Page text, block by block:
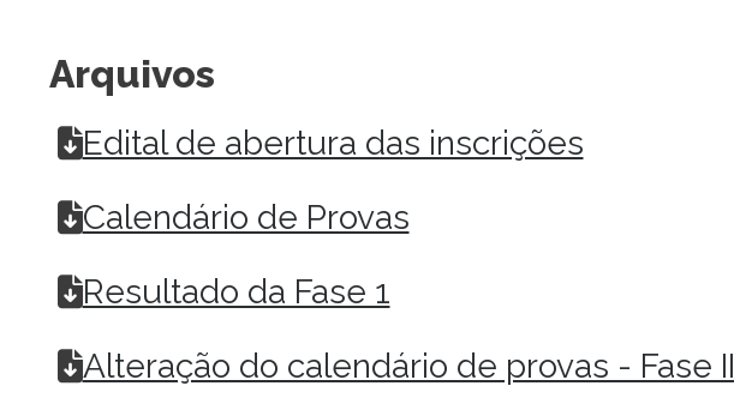
Arquivos
Edital de abertura das inscrições
Calendário de Provas
Resultado da Fase 1
Alteração do calendário de provas - Fase II